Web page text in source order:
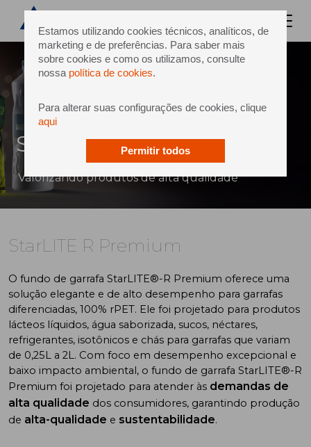
Estamos utilizando cookies técnicos, analíticos, de
marketing e de preferências. Para saber mais
sobre cookies e como os utilizamos, consulte
nossa política de cookies.
Para alterar suas configurações de cookies, clique
aqui
Permitir todos
StarLITE R Premium
Valorizando produtos de alta qualidade
StarLITE R Premium
O fundo de garrafa StarLITE®-R Premium oferece uma
solução elegante e de alto desempenho para garrafas
diferenciadas, 100% rPET. Ele foi projetado para produtos
lácteos líquidos, água saborizada, sucos, néctares,
refrigerantes, isotônicos e chás para garrafas que variam
de 0,25L a 2L. Com foco em desempenho excepcional e
baixo impacto ambiental, o fundo de garrafa StarLITE®-R
Premium foi projetado para atender às demandas de
alta qualidade dos consumidores, garantindo produção
de alta-qualidade e sustentabilidade.